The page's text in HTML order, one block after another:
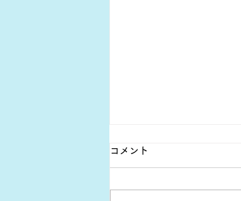
コメント